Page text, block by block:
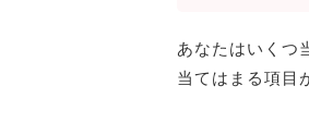
あなたはいくつ
当てはまる項目